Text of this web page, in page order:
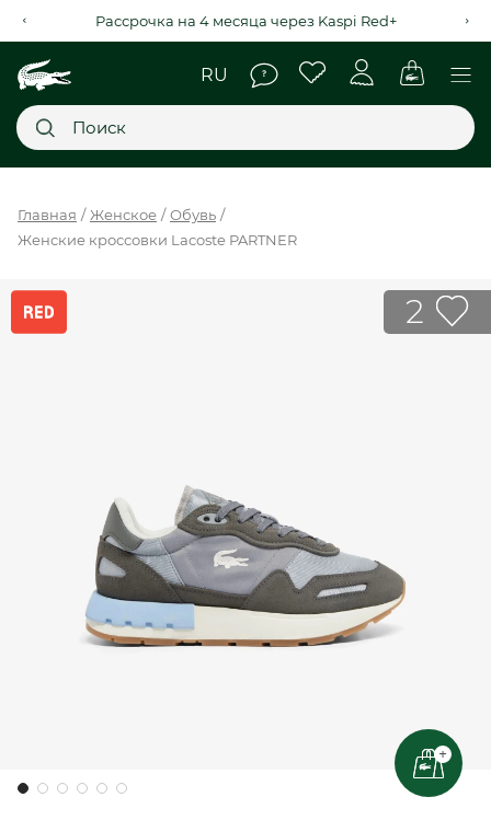
Рассрочка на 4 месяца через Kaspi Red+
НОВИНКИ
SALE
Главная Женское
Обувь
Женские кроссовки Lacoste PARTNER
2
+